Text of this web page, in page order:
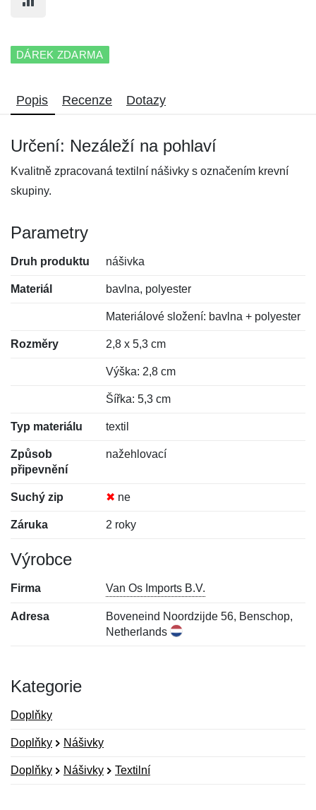
DÁREK ZDARMA
Popis Recenze Dotazy
Určení: Nezáleží na pohlaví
Kvalitně zpracovaná textilní nášivky s označením krevní
skupiny.
Parametry
Druh produktu nášivka
Materiál bavlna, polyester
Materiálové složení: bavlna + polyester
Rozměry 2,8 x 5,3 cm
Výška: 2,8 cm
Šířka: 5,3 cm
Typ materiálu textil
Způsob
připevnění
nažehlovací
Suchý zip ✖ ne
Záruka 2 roky
Výrobce
Firma Van Os Imports B.V.
Adresa
Boveneind Noordzijde 56, Benschop,
Netherlands
Kategorie
Doplňky
Doplňky Nášivky
Doplňky Nášivky Textilní